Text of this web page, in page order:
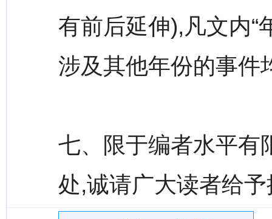
有前后延伸),凡文内“
涉及其他年份的事件
七、限于编者水平有
处,诚请广大读者给